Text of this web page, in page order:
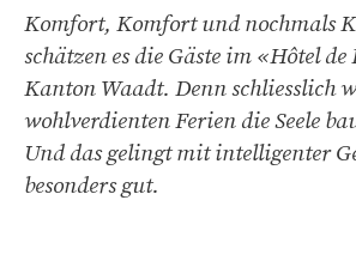
Komfort, Komfort und nochmals
schätzen es die Gäste im «Hôtel
Kanton Waadt. Denn schliesslich
wohlverdienten Ferien die Seele
Und das gelingt mit intelligenter
besonders gut.